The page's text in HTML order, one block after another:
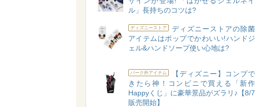
ル」長持ちのコツは?
ディズニーストア
ディズニーストアの除菌
アイテムはポップでかわいい!ハンドジ
ェル&ハンドソープ使い心地は?
パーク外アイテム
【ディズニー】コンプで
きたら神！コンビニで買える「新作
Happyくじ」に豪華景品がズラリ♪【8/7
販売開始】